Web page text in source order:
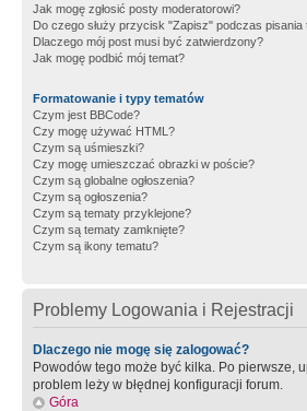
Jak mogę zgłosić posty moderatorowi?
Do czego służy przycisk "Zapisz" podczas pisania
Dlaczego mój post musi być zatwierdzony?
Jak mogę podbić mój temat?
Formatowanie i typy tematów
Czym jest BBCode?
Czy mogę używać HTML?
Czym są uśmieszki?
Czy mogę umieszczać obrazki w poście?
Czym są globalne ogłoszenia?
Czym są ogłoszenia?
Czym są tematy przyklejone?
Czym są tematy zamknięte?
Czym są ikony tematu?
Problemy Logowania i Rejestracji
Dlaczego nie mogę się zalogować?
Powodów tego może być kilka. Po pierwsze,
problem leży w błędnej konfiguracji forum.
Góra